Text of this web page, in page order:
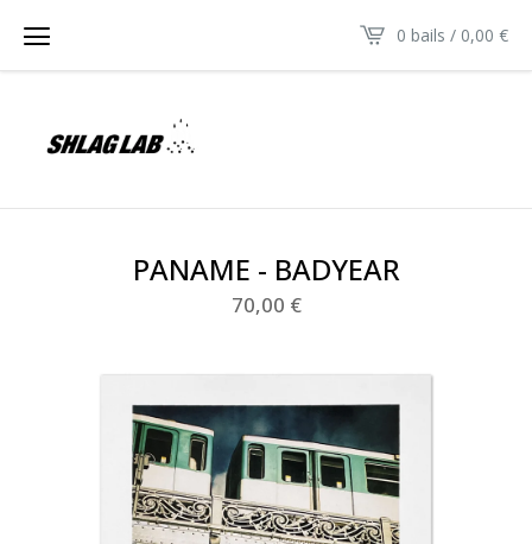
0 bails / 0,00 €
PANAME - BADYEAR
70,00 €